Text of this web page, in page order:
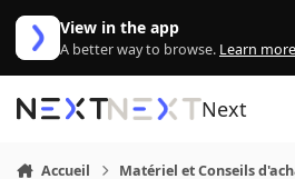
Aller au contenu
View in the app
A better way to browse. Learn more
Next
Accueil Matériel et Conseils